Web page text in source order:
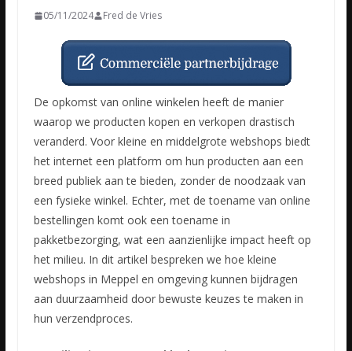
05/11/2024 Fred de Vries
De opkomst van online winkelen heeft de manier
waarop we producten kopen en verkopen drastisch
veranderd. Voor kleine en middelgrote webshops biedt
het internet een platform om hun producten aan een
breed publiek aan te bieden, zonder de noodzaak van
een fysieke winkel. Echter, met de toename van online
bestellingen komt ook een toename in
pakketbezorging, wat een aanzienlijke impact heeft op
het milieu. In dit artikel bespreken we hoe kleine
webshops in Meppel en omgeving kunnen bijdragen
aan duurzaamheid door bewuste keuzes te maken in
hun verzendproces.